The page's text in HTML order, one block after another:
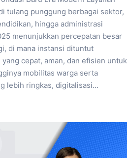
tulang punggung berbagai sektor,
hingga administrasi
menunjukkan percepatan besar
di mana instansi dituntut
cepat, aman, dan efisien untuk
mobilitas warga serta
lebih ringkas, digitalisasi…